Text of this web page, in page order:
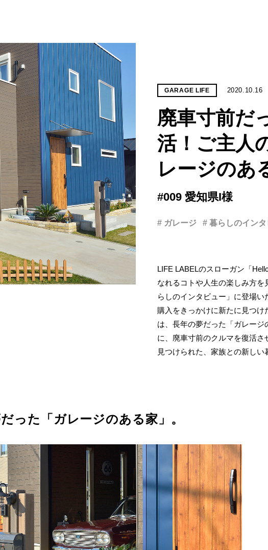
GARAGE LIFE 2020.10.16
廃車寸前だ
活！ご主人
レージのあ
#009 愛知県I様
# ガレージ # 暮らしのイン
LIFE LABELのスローガン「
なれるコトや人生の楽しみ方
らしのインタビュー」に登場
購入をきっかけに新たに見つ
は、長年の夢だった「ガレー
に、廃車寸前のクルマを復活
見つけられた、家族との新し
った「ガレージのある家」。